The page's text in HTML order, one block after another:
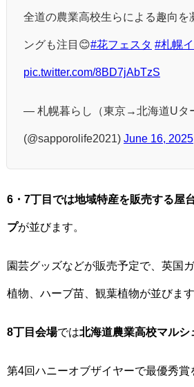
全道の農業高校生らによる趣向を
ングも注目😊#花フェスタ #札幌
pic.twitter.com/8BD7jAbTzS
— 札幌暮らし（東京→北海道Uタ
(@sapporolife2021) June 16, 2025
6・7丁目では地域特産を販売する屋
プが並びます。
園芸グッズなどが販売予定で、英国
植物、ハーブ苗、観葉植物が並びます
8丁目会場では北海道農業高校マルシ
第4回ハニーオブザイヤーで最優秀賞